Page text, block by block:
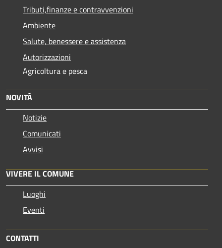
Tributi,finanze e contravvenzioni
Ambiente
Salute, benessere e assistenza
Autorizzazioni
Agricoltura e pesca
NOVITÀ
Notizie
Comunicati
Avvisi
VIVERE IL COMUNE
Luoghi
Eventi
CONTATTI